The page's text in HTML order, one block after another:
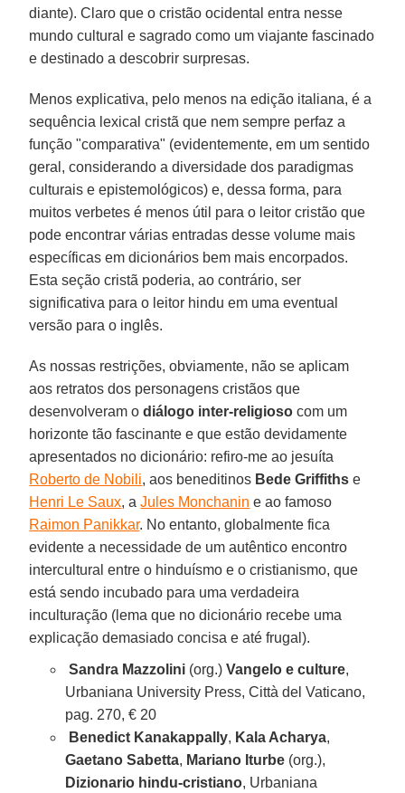
diante). Claro que o cristão ocidental entra nesse
mundo cultural e sagrado como um viajante fascinado
e destinado a descobrir surpresas.
Menos explicativa, pelo menos na edição italiana, é a
sequência lexical cristã que nem sempre perfaz a
função "comparativa" (evidentemente, em um sentido
geral, considerando a diversidade dos paradigmas
culturais e epistemológicos) e, dessa forma, para
muitos verbetes é menos útil para o leitor cristão que
pode encontrar várias entradas desse volume mais
específicas em dicionários bem mais encorpados.
Esta seção cristã poderia, ao contrário, ser
significativa para o leitor hindu em uma eventual
versão para o inglês.
As nossas restrições, obviamente, não se aplicam
aos retratos dos personagens cristãos que
desenvolveram odiálogo inter-religioso com um
horizonte tão fascinante e que estão devidamente
apresentados no dicionário: refiro-me ao jesuíta
Roberto de Nobili, aos beneditinos Bede Griffiths e
Henri Le Saux, aJules Monchanin e ao famoso
Raimon Panikkar. No entanto, globalmente fica
evidente a necessidade de um autêntico encontro
intercultural entre o hinduísmo e o cristianismo, que
está sendo incubado para uma verdadeira
inculturação (lema que no dicionário recebe uma
explicação demasiado concisa e até frugal).
Sandra Mazzolini (org.)Vangelo e culture,
Urbaniana University Press, Città del Vaticano,
pag. 270, € 20
Benedict Kanakappally, Kala Acharya,
Gaetano Sabetta, Mariano Iturbe (org.),
Dizionario hindu-cristiano, Urbaniana